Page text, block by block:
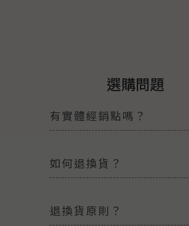
選購問題
有實體經銷點嗎？
如何退換貨？
退換貨原則？